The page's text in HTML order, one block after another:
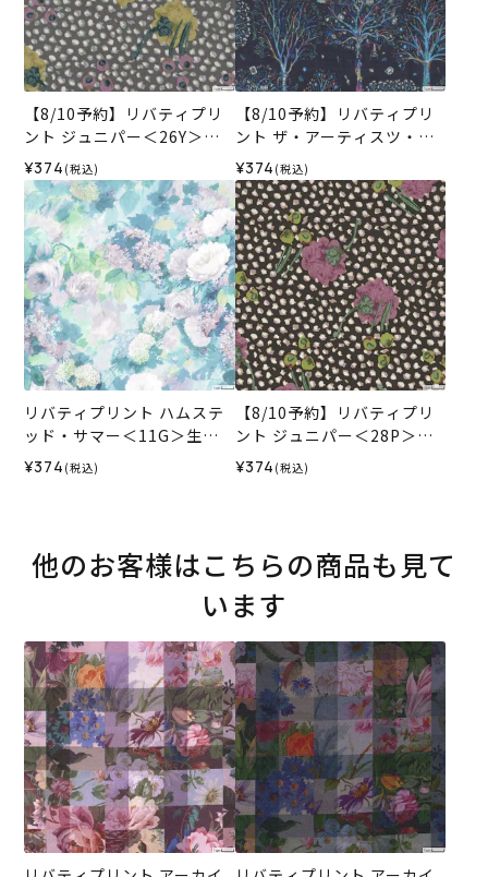
【8/10予約】リバティプリ
ント ジュニパー＜26Y＞生
地 （ホビーラホビーレオリ
ジナル）2026AW
¥374 (税込)
【8/10予約】リバティプリ
ント ザ・アーティスツ・ツ
リー＜14N＞生地 （ホビー
ラホビーレオリジナル）202
6AW
¥374 (税込)
リバティプリント ハムステ
ッド・サマー＜11G＞生地
（ホビーラホビーレオリジ
ナル）2026SS
¥374 (税込)
【8/10予約】リバティプリ
ント ジュニパー＜28P＞生
地 （ホビーラホビーレオリ
ジナル）2026AW
¥374 (税込)
他のお客様はこちらの商品も見て
います